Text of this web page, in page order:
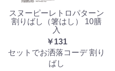
スヌーピーレトロパターン
割りばし（箸はし） 10膳
入
￥131
セットでお洒落コーデ 割り
ばし